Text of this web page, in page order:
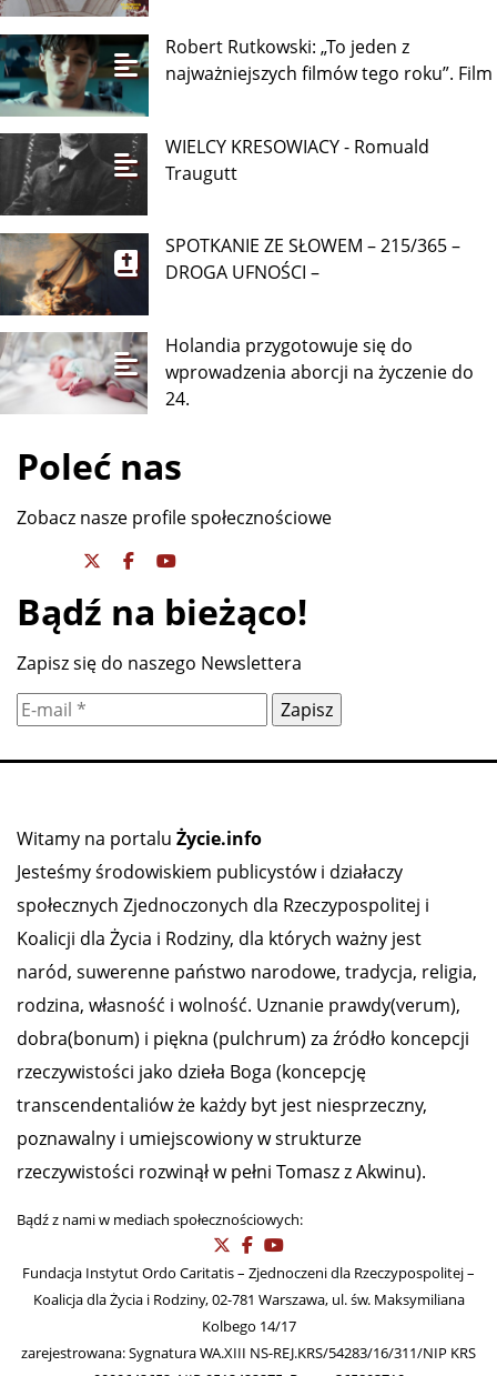
Robert Rutkowski: „To jeden z
najważniejszych filmów tego roku”. Film
WIELCY KRESOWIACY - Romuald
Traugutt
SPOTKANIE ZE SŁOWEM – 215/365 –
DROGA UFNOŚCI –
Holandia przygotowuje się do
wprowadzenia aborcji na życzenie do
24.
Poleć nas
Zobacz nasze profile społecznościowe
Bądź na bieżąco!
Zapisz się do naszego Newslettera
Witamy na portalu Życie.info
Jesteśmy środowiskiem publicystów i działaczy
społecznych Zjednoczonych dla Rzeczypospolitej i
Koalicji dla Życia i Rodziny, dla których ważny jest
naród, suwerenne państwo narodowe, tradycja, religia,
rodzina, własność i wolność. Uznanie prawdy(verum),
dobra(bonum) i piękna (pulchrum) za źródło koncepcji
rzeczywistości jako dzieła Boga (koncepcję
transcendentaliów że każdy byt jest niesprzeczny,
poznawalny i umiejscowiony w strukturze
rzeczywistości rozwinął w pełni Tomasz z Akwinu).
Bądź z nami w mediach społecznościowych:
Fundacja Instytut Ordo Caritatis – Zjednoczeni dla Rzeczypospolitej –
Koalicja dla Życia i Rodziny, 02-781 Warszawa, ul. św. Maksymiliana
Kolbego 14/17
zarejestrowana: Sygnatura WA.XIII NS-REJ.KRS/54283/16/311/NIP KRS